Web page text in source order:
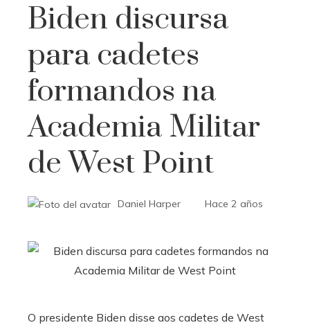
Biden discursa
para cadetes
formandos na
Academia Militar
de West Point
Daniel Harper Hace 2 años
O presidente Biden disse aos cadetes de West